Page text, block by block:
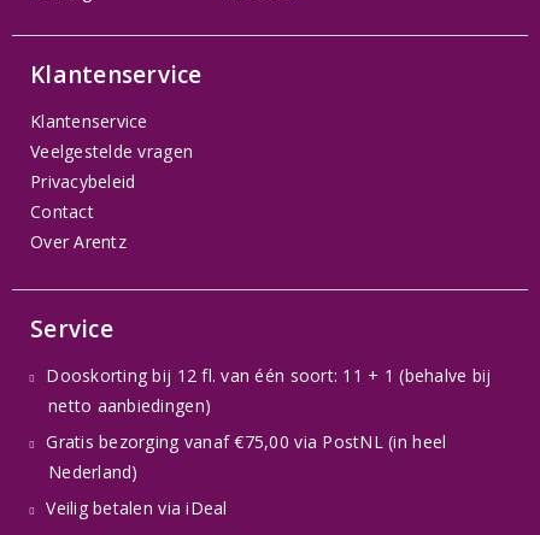
Klantenservice
Klantenservice
Veelgestelde vragen
Privacybeleid
Contact
Over Arentz
Service
Dooskorting bij 12 fl. van één soort: 11 + 1 (behalve bij
netto aanbiedingen)
Gratis bezorging vanaf €75,00 via PostNL (in heel
Nederland)
Veilig betalen via iDeal